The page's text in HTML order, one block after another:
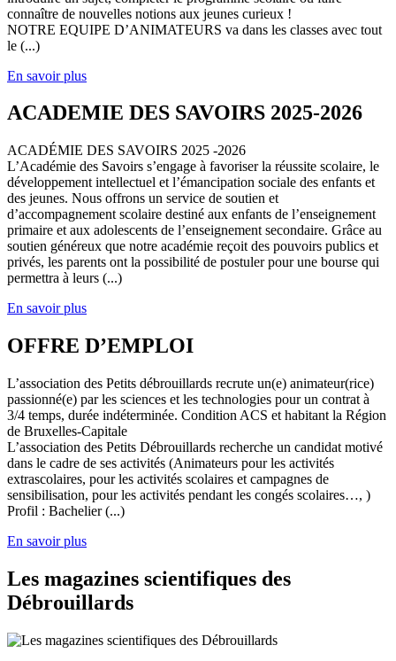
connaître de nouvelles notions aux jeunes curieux !
NOTRE EQUIPE D’ANIMATEURS va dans les classes avec tout
le (...)
En savoir plus
ACADEMIE DES SAVOIRS 2025-2026
ACADÉMIE DES SAVOIRS 2025 -2026
L’Académie des Savoirs s’engage à favoriser la réussite scolaire, le
développement intellectuel et l’émancipation sociale des enfants et
des jeunes. Nous offrons un service de soutien et
d’accompagnement scolaire destiné aux enfants de l’enseignement
primaire et aux adolescents de l’enseignement secondaire. Grâce au
soutien généreux que notre académie reçoit des pouvoirs publics et
privés, les parents ont la possibilité de postuler pour une bourse qui
permettra à leurs (...)
En savoir plus
OFFRE D’EMPLOI
L’association des Petits débrouillards recrute un(e) animateur(rice)
passionné(e) par les sciences et les technologies pour un contrat à
3/4 temps, durée indéterminée. Condition ACS et habitant la Région
de Bruxelles-Capitale
L’association des Petits Débrouillards recherche un candidat motivé
dans le cadre de ses activités (Animateurs pour les activités
extrascolaires, pour les activités scolaires et campagnes de
sensibilisation, pour les activités pendant les congés scolaires…, )
Profil : Bachelier (...)
En savoir plus
Les magazines scientifiques des
Débrouillards